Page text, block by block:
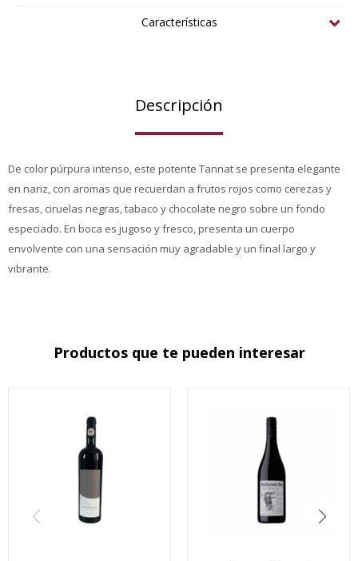
Características
Descripción
De color púrpura intenso, este potente Tannat se presenta elegante
en nariz, con aromas que recuerdan a frutos rojos como cerezas y
fresas, ciruelas negras, tabaco y chocolate negro sobre un fondo
especiado. En boca es jugoso y fresco, presenta un cuerpo
envolvente con una sensación muy agradable y un final largo y
vibrante.
Productos que te pueden interesar